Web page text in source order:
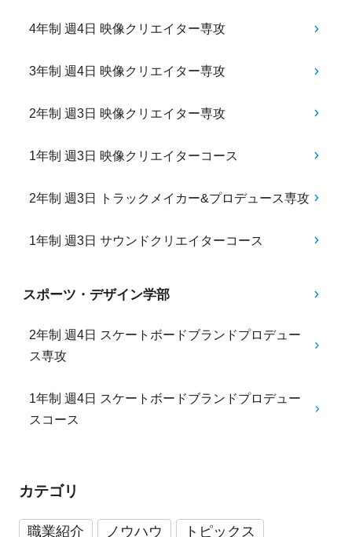
4年制 週4日 映像クリエイター専攻
3年制 週4日 映像クリエイター専攻
2年制 週3日 映像クリエイター専攻
1年制 週3日 映像クリエイターコース
2年制 週3日 トラックメイカー&プロデュース専攻
1年制 週3日 サウンドクリエイターコース
スポーツ・デザイン学部
2年制 週4日 スケートボードブランドプロデュー
ス専攻
1年制 週4日 スケートボードブランドプロデュー
スコース
カテゴリ
職業紹介 ノウハウ トピックス